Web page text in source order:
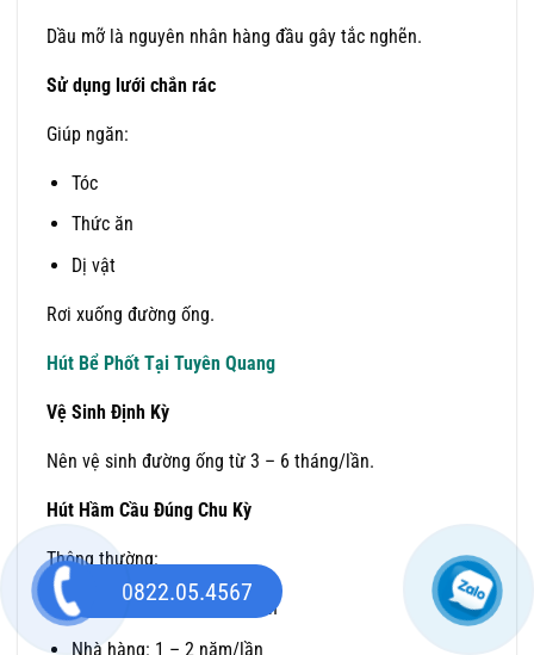
Dầu mỡ là nguyên nhân hàng đầu gây tắc nghẽn.
Sử dụng lưới chắn rác
Giúp ngăn:
Tóc
Thức ăn
Dị vật
Rơi xuống đường ống.
Hút Bể Phốt Tại Tuyên Quang
Vệ Sinh Định Kỳ
Nên vệ sinh đường ống từ 3 – 6 tháng/lần.
Hút Hầm Cầu Đúng Chu Kỳ
Thông thường:
Hộ gia đình: 3 – 5 năm/lần
Nhà hàng: 1 – 2 năm/lần
0822.05.4567